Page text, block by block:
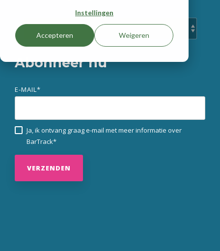
Instellingen
Accepteren Weigeren
Abonneer nu
E-MAIL *
Ja, ik ontvang graag e-mail met meer informatie over
BarTrack*